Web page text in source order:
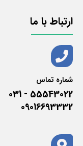
ارتباط با ما
شماره تماس
55543022 - 031
09016693332